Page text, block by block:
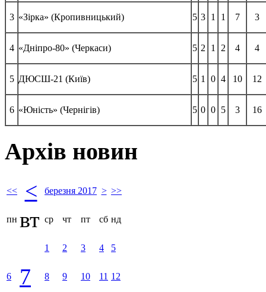
3 «Зірка» (Кропивницький) 5 3 1 1 7 3
4 «Дніпро-80» (Черкаси) 5 2 1 2 4 4
5 ДЮСШ-21 (Київ) 5 1 0 4 10 12
6 «Юність» (Чернігів) 5 0 0 5 3 16
Архів новин
<< < березня 2017 > >>
пн вт ср чт пт сб нд
1 2 3 4 5
6 7 8 9 10 11 12